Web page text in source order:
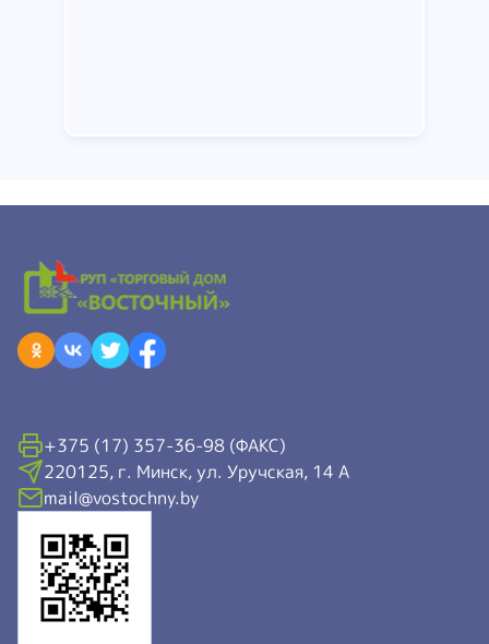
+375 (17) 357-36-98 (ФАКС)
220125, г. Минск, ул. Уручская, 14 А
mail@vostochny.by